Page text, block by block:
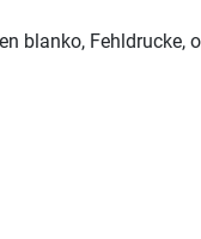
blanko,